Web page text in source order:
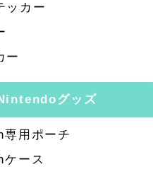
ッカー
ー
グッズ
用ポーチ
ース